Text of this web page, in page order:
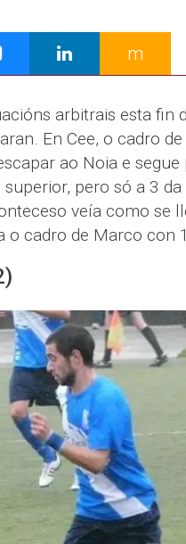
m
arbitrais esta fin
En Cee, o cadro
ao Noia e
pero só a 3 da
veía como se
o cadro de Marco con